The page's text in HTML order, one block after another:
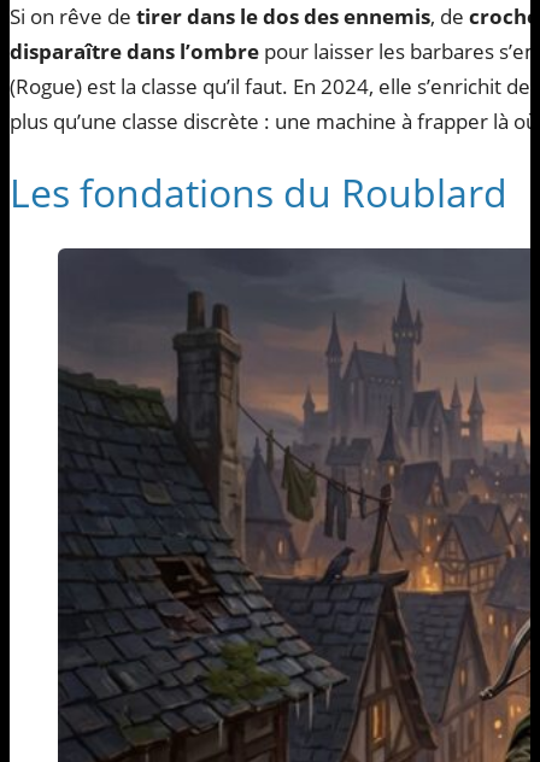
Si on rêve de tirer dans le dos des ennemis, de
disparaître dans l’ombre pour laisser les barbares
(Rogue) est la classe qu’il faut. En 2024, elle s’enrichit
plus qu’une classe discrète : une machine à frapper là
Les fondations du Roublard